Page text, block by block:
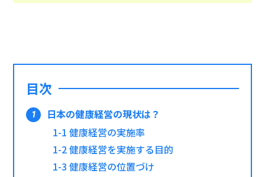
目次
日本の健康経営の現状は？
1-1健康経営の実施率
1-2健康経営を実施する目的
1-3健康経営の位置づけ